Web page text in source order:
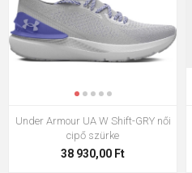
Under Armour UA W Shift-GRY női
cipő szürke
38 930,00 Ft